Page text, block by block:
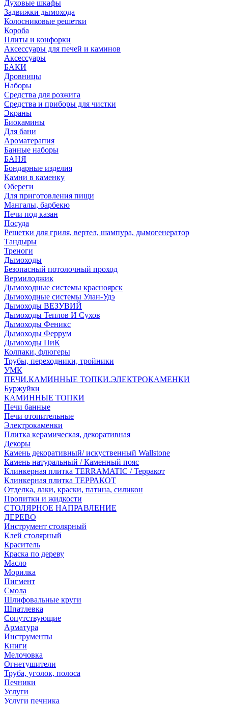
Духовые шкафы
Задвижки дымохода
Колосниковые решетки
Короба
Плиты и конфорки
Аксессуары для печей и каминов
Аксессуары
БАКИ
Дровницы
Наборы
Средства для розжига
Средства и приборы для чистки
Экраны
Биокамины
Для бани
Ароматерапия
Банные наборы
БАНЯ
Бондарные изделия
Камни в каменку
Обереги
Для приготовления пищи
Мангалы, барбекю
Печи под казан
Посуда
Решетки для гриля, вертел, шампура, дымогенератор
Тандыры
Треноги
Дымоходы
Безопасный потолочный проход
Вермилоджик
Дымоходные системы красноярск
Дымоходные системы Улан-Удэ
Дымоходы ВЕЗУВИЙ
Дымоходы Теплов И Сухов
Дымоходы Феникс
Дымоходы Феррум
Дымоходы ПиК
Колпаки, флюгеры
Трубы, переходники, тройники
УМК
ПЕЧИ.КАМИННЫЕ ТОПКИ.ЭЛЕКТРОКАМЕНКИ
Буржуйки
КАМИННЫЕ ТОПКИ
Печи банные
Печи отопительные
Электрокаменки
Плитка керамическая, декоративная
Декоры
Камень декоративный/ искуственный Wallstone
Камень натуральный / Каменный пояс
Клинкерная плитка TERRAMATIC / Терракот
Клинкерная плитка ТЕРРАКОТ
Отделка, лаки, краски, патина, силикон
Пропитки и жидкости
СТОЛЯРНОЕ НАПРАВЛЕНИЕ
ДЕРЕВО
Инструмент столярный
Клей столярный
Краситель
Краска по дереву
Масло
Морилка
Пигмент
Смола
Шлифовальные круги
Шпатлевка
Сопутствующие
Арматура
Инструменты
Книги
Мелочовка
Огнетушители
Труба, уголок, полоса
Печники
Услуги
Услуги печника